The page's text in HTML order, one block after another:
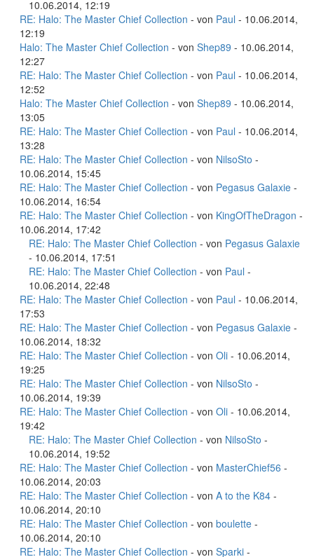
10.06.2014, 12:19
RE: Halo: The Master Chief Collection - von Paul - 10.06.2014,
12:19
Halo: The Master Chief Collection - von Shep89 - 10.06.2014,
12:27
RE: Halo: The Master Chief Collection - von Paul - 10.06.2014,
12:52
Halo: The Master Chief Collection - von Shep89 - 10.06.2014,
13:05
RE: Halo: The Master Chief Collection - von Paul - 10.06.2014,
13:28
RE: Halo: The Master Chief Collection - von NilsoSto -
10.06.2014, 15:45
RE: Halo: The Master Chief Collection - von Pegasus Galaxie -
10.06.2014, 16:54
RE: Halo: The Master Chief Collection - von KingOfTheDragon -
10.06.2014, 17:42
RE: Halo: The Master Chief Collection - von Pegasus Galaxie
- 10.06.2014, 17:51
RE: Halo: The Master Chief Collection - von Paul -
10.06.2014, 22:48
RE: Halo: The Master Chief Collection - von Paul - 10.06.2014,
17:53
RE: Halo: The Master Chief Collection - von Pegasus Galaxie -
10.06.2014, 18:32
RE: Halo: The Master Chief Collection - von Oli - 10.06.2014,
19:25
RE: Halo: The Master Chief Collection - von NilsoSto -
10.06.2014, 19:39
RE: Halo: The Master Chief Collection - von Oli - 10.06.2014,
19:42
RE: Halo: The Master Chief Collection - von NilsoSto -
10.06.2014, 19:52
RE: Halo: The Master Chief Collection - von MasterChief56 -
10.06.2014, 20:03
RE: Halo: The Master Chief Collection - von A to the K84 -
10.06.2014, 20:10
RE: Halo: The Master Chief Collection - von boulette -
10.06.2014, 20:10
RE: Halo: The Master Chief Collection - von Sparki -